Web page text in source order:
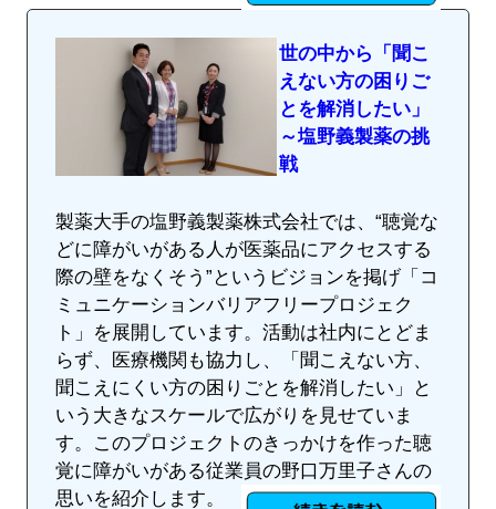
世の中から「聞こ
えない方の困りご
とを解消したい」
～塩野義製薬の挑
戦
製薬大手の塩野義製薬株式会社では、“聴覚な
どに障がいがある人が医薬品にアクセスする
際の壁をなくそう”というビジョンを掲げ「コ
ミュニケーションバリアフリープロジェク
ト」を展開しています。活動は社内にとどま
らず、医療機関も協力し、「聞こえない方、
聞こえにくい方の困りごとを解消したい」と
いう大きなスケールで広がりを見せていま
す。このプロジェクトのきっかけを作った聴
覚に障がいがある従業員の野口万里子さんの
思いを紹介します。